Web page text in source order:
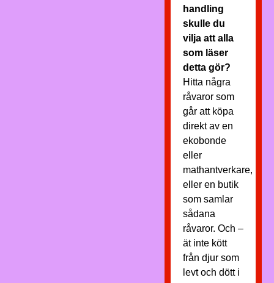
handling
skulle du
vilja att alla
som läser
detta gör?
Hitta några
råvaror som
går att köpa
direkt av en
ekobonde
eller
mathantverkare,
eller en butik
som samlar
sådana
råvaror. Och –
ät inte kött
från djur som
levt och dött i